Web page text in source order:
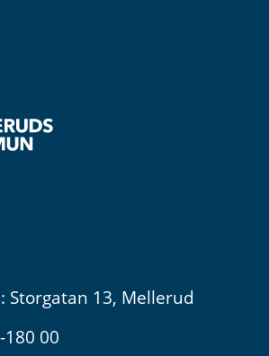
Storgatan 13, Mellerud
00